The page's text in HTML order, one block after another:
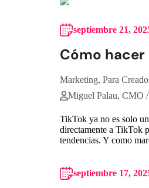
septiembre 21,
Cómo hacer
Marketing, Para
Miguel Palau, CMO
TikTok ya no es solo
directamente a TikTok
tendencias. Y como
septiembre 17,